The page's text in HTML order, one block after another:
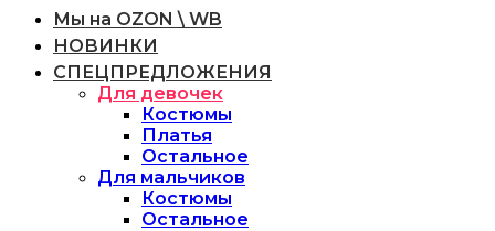
Мы на OZON \ WB
НОВИНКИ
СПЕЦПРЕДЛОЖЕНИЯ
Для девочек
Костюмы
Платья
Остальное
Для мальчиков
Костюмы
Остальное